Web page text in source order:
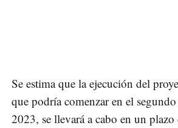
Se estima que la ejecución del
que podría comenzar en el
2023, se llevará a cabo en un